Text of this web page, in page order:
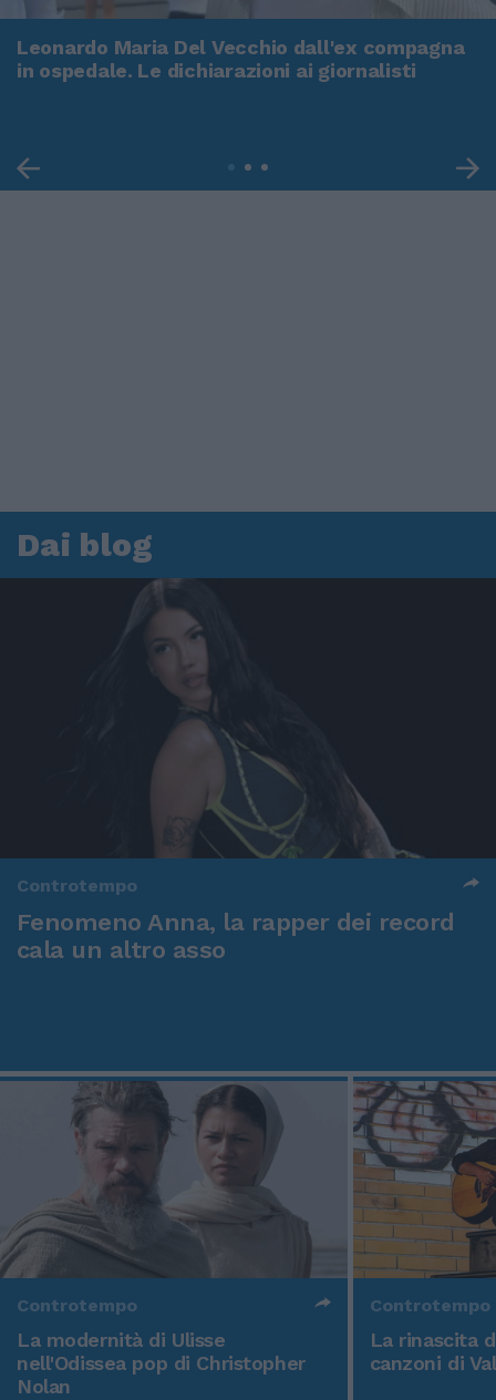
Leonardo Maria Del Vecchio dall'ex compagna
in ospedale. Le dichiarazioni ai giornalisti
Dai blog
Controtempo
Fenomeno Anna, la rapper dei record
cala un altro asso
Controtempo
La modernità di Ulisse
nell'Odissea pop di Christopher
Nolan
Controtempo
La rinascita
canzoni di